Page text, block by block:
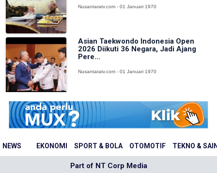
NEWS EKONOMI SPORT & BOLA OTOMOTIF TEKNO &
Nusantaratv.com - 01 Januari 1970
Asian Taekwondo Indonesia Open
2026 Diikuti 36 Negara, Jadi Ajang
Pere...
Nusantaratv.com - 01 Januari 1970
Part of NT Corp Media